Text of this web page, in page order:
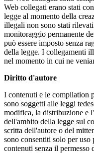
Web collegati erano stati
legge al momento della
illegali non sono stati
monitoraggio permanente
può essere imposto senza
della legge. I collegamenti
nel momento in cui ne
Diritto d'autore
I contenuti e le compilation
sono soggetti alle leggi
modifica, la distribuzione e
dell'ambito della legge sul
scritta dell'autore o del
sono consentiti solo per
contenuti senza il